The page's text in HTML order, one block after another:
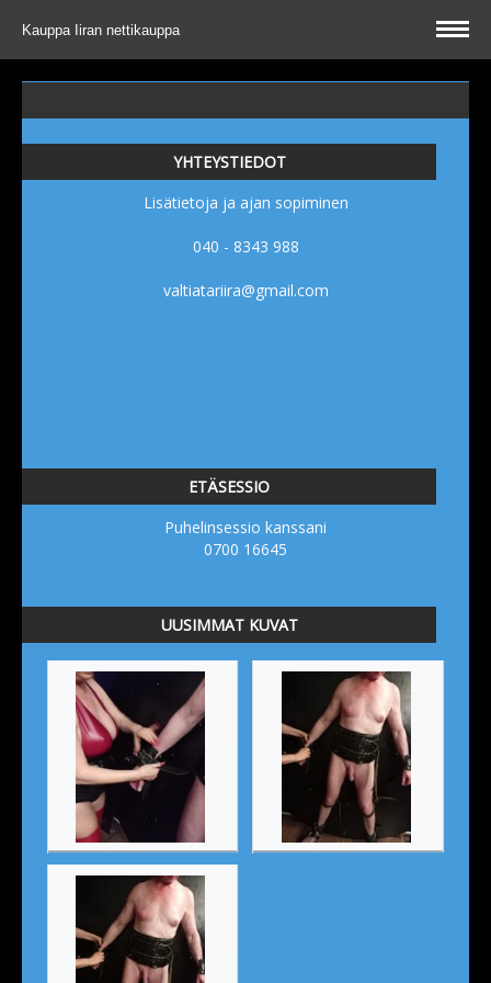
Kauppa Iiran nettikauppa
YHTEYSTIEDOT
Lisätietoja ja ajan sopiminen
040 - 8343 988
valtiatariira@gmail.com
ETÄSESSIO
Puhelinsessio kanssani
0700 16645
UUSIMMAT KUVAT